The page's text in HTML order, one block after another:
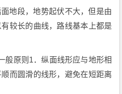
地段，地势起伏不大，但是由
较长的曲线，路线基本上都是
般原则1．纵面线形应与地形相
而圆滑的线形，避免在短距离